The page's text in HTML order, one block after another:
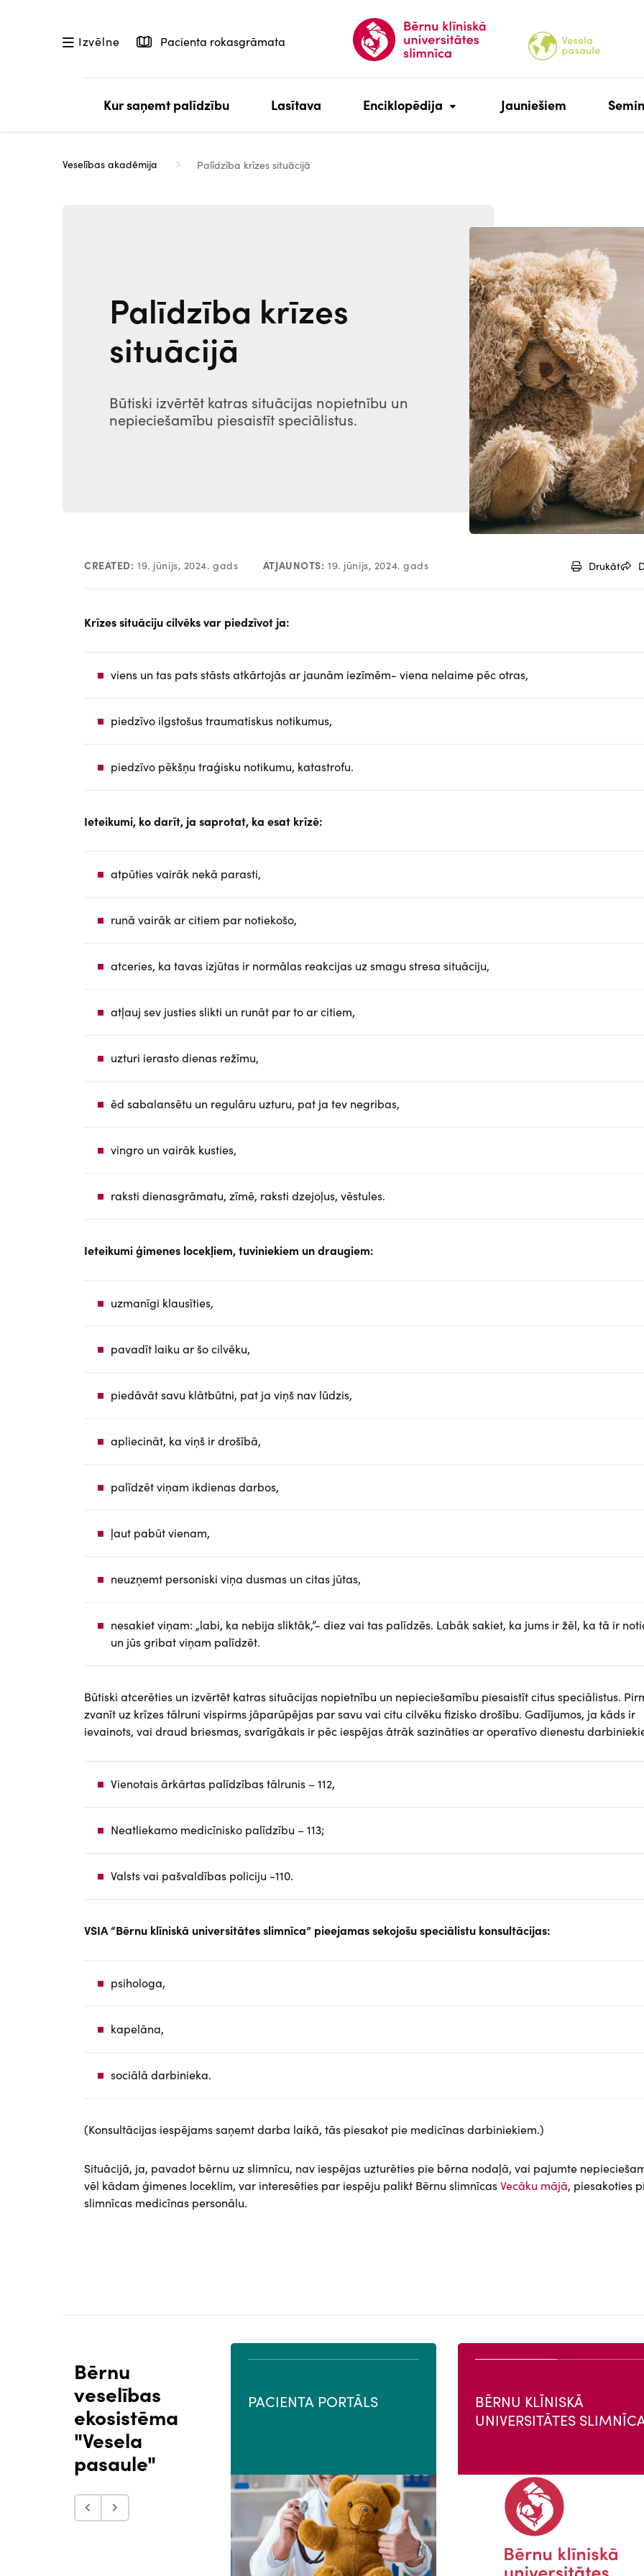
Izvēlne Pacienta rokasgrāmata
Kur saņemt palīdzību Lasītava Enciklopēdija Jauniešiem
Veselības akadēmija Palīdzība krīzes situācijā
Palīdzība krīzes
situācijā
Būtiski izvērtēt katras situācijas nopietnību un
nepieciešamību piesaistīt speciālistus.
Attēls
CREATED: 19. jūnijs, 2024. gads ATJAUNOTS: 19. jūnijs, 2024. gads Drukāt
Krīzes situāciju cilvēks var piedzīvot ja:
viens un tas pats stāsts atkārtojās ar jaunām iezīmēm- viena nelaime pēc otras,
piedzīvo ilgstošus traumatiskus notikumus,
piedzīvo pēkšņu traģisku notikumu, katastrofu.
Ieteikumi, ko darīt, ja saprotat, ka esat krīzē:
atpūties vairāk nekā parasti,
runā vairāk ar citiem par notiekošo,
atceries, ka tavas izjūtas ir normālas reakcijas uz smagu stresa situāciju,
atļauj sev justies slikti un runāt par to ar citiem,
uzturi ierasto dienas režīmu,
ēd sabalansētu un regulāru uzturu, pat ja tev negribas,
vingro un vairāk kusties,
raksti dienasgrāmatu, zīmē, raksti dzejoļus, vēstules.
Ieteikumi ģimenes locekļiem, tuviniekiem un draugiem:
uzmanīgi klausīties,
pavadīt laiku ar šo cilvēku,
piedāvāt savu klātbūtni, pat ja viņš nav lūdzis,
apliecināt, ka viņš ir drošībā,
palīdzēt viņam ikdienas darbos,
ļaut pabūt vienam,
neuzņemt personiski viņa dusmas un citas jūtas,
nesakiet viņam: „labi, ka nebija sliktāk,”- diez vai tas palīdzēs. Labāk sakiet, ka jums ir žēl, ka tā ir
un jūs gribat viņam palīdzēt.
Būtiski atcerēties un izvērtēt katras situācijas nopietnību un nepieciešamību piesaistīt citus speciālistus.
zvanīt uz krīzes tālruni vispirms jāparūpējas par savu vai citu cilvēku fizisko drošību. Gadījumos, ja kāds ir
ievainots, vai draud briesmas, svarīgākais ir pēc iespējas ātrāk sazināties ar operatīvo dienestu
Vienotais ārkārtas palīdzības tālrunis – 112,
Neatliekamo medicīnisko palīdzību – 113;
Valsts vai pašvaldības policiju -110.
VSIA “Bērnu klīniskā universitātes slimnīca” pieejamas sekojošu speciālistu konsultācijas:
psihologa,
kapelāna,
sociālā darbinieka.
(Konsultācijas iespējams saņemt darba laikā, tās piesakot pie medicīnas darbiniekiem.)
Situācijā, ja, pavadot bērnu uz slimnīcu, nav iespējas uzturēties pie bērna nodaļā, vai pajumte
vēl kādam ģimenes loceklim, var interesēties par iespēju palikt Bērnu slimnīcasVecāku mājā, piesakoties
slimnīcas medicīnas personālu.
Bērnu
veselības
ekosistēma
"Vesela
pasaule"
PROFESIONĀĻU PORTĀLS PACIENTA PORTĀLS
BĒRNU KLĪNISKĀ
UNIVERSITĀTES